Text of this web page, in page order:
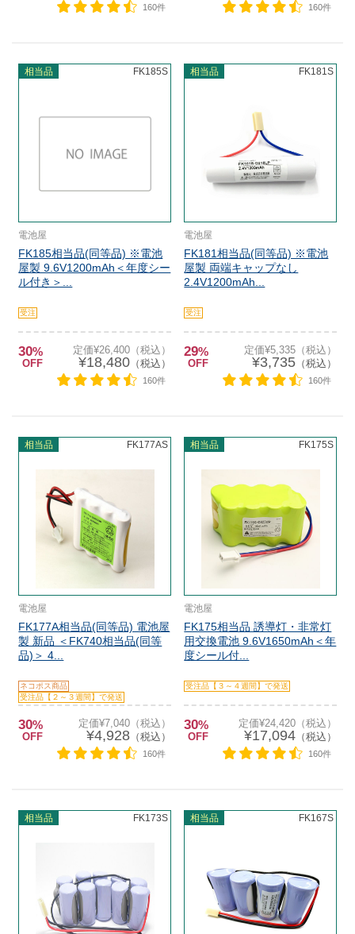
160件 160件
相当品 FK185S
電池屋
FK185相当品(同等品) ※電池
屋製 9.6V1200mAh＜年度シー
ル付き＞...
受注
30%
OFF
定価¥26,400（税込）
¥18,480（税込）
160件
相当品 FK181S
電池屋
FK181相当品(同等品) ※電池
屋製 両端キャップなし
2.4V1200mAh...
受注
29%
OFF
定価¥5,335（税込）
¥3,735（税込）
160件
相当品 FK177AS
電池屋
FK177A相当品(同等品) 電池屋
製 新品 ＜FK740相当品(同等
品)＞ 4...
ネコポス商品
受注品【２～３週間】で発送
30%
OFF
定価¥7,040（税込）
¥4,928（税込）
160件
相当品 FK175S
電池屋
FK175相当品 誘導灯・非常灯
用交換電池 9.6V1650mAh＜年
度シール付...
受注品【３～４週間】で発送
30%
OFF
定価¥24,420（税込）
¥17,094（税込）
160件
相当品 FK173S 相当品 FK167S